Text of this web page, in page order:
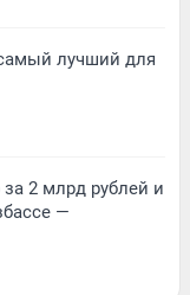
лучший для
2 млрд рублей и
—